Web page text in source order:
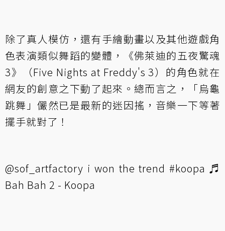
除了真人模仿，還有手繪動畫以及其他遊戲角
色表演類似舞蹈的變體，《佛萊迪的五夜驚魂
3》（Five Nights at Freddy's 3）的角色就在
網友的創意之下動了起來。總而言之，「烏龜
跳舞」儼然已是最新的迷因搖，音樂一下等著
擺手就對了！
@sof_artfactory i won the trend#koopa ♬
Bah Bah 2 - Koopa